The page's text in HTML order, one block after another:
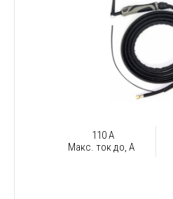
110 А
Макс. ток до, А